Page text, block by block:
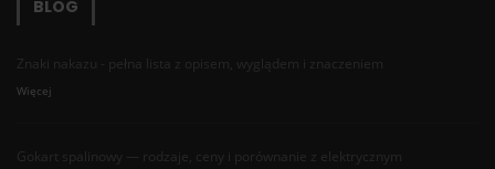
BLOG
Znaki nakazu - pełna lista z opisem, wyglądem i znaczeniem
Więcej
Gokart spalinowy — rodzaje, ceny i porównanie z elektrycznym